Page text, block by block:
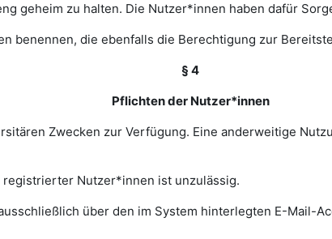
geheim zu halten. Die Nutzer*innen haben dafür
benennen, die ebenfalls die Berechtigung zur
§ 4
Pflichten der Nutzer*innen
Zwecken zur Verfügung. Eine anderweitige
registrierter Nutzer*innen ist unzulässig.
über den im System hinterlegten E-Mail-